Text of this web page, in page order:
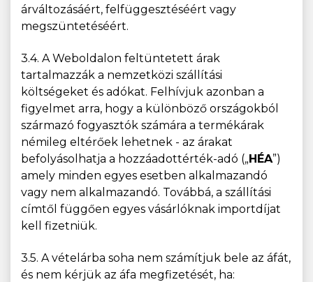
árváltozásáért, felfüggesztéséért vagy
megszüntetéséért.
3.4. A Weboldalon feltüntetett árak
tartalmazzák a nemzetközi szállítási
költségeket és adókat. Felhívjuk azonban a
figyelmet arra, hogy a különböző országokból
származó fogyasztók számára a termékárak
némileg eltérőek lehetnek - az árakat
befolyásolhatja a hozzáadottérték-adó („HÉA”)
amely minden egyes esetben alkalmazandó
vagy nem alkalmazandó. Továbbá, a szállítási
címtől függően egyes vásárlóknak importdíjat
kell fizetniük.
3.5. A vételárba soha nem számítjuk bele az áfát,
és nem kérjük az áfa megfizetését, ha: